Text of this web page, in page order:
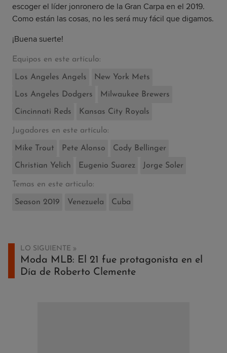
escoger el líder jonronero de la Gran Carpa en el 2019.
Como están las cosas, no les será muy fácil que digamos.
¡Buena suerte!
Equipos en este artículo:
Los Angeles Angels New York Mets
Los Angeles Dodgers Milwaukee Brewers
Cincinnati Reds Kansas City Royals
Jugadores en este artículo:
Mike Trout Pete Alonso Cody Bellinger
Christian Yelich Eugenio Suarez Jorge Soler
Temas en este articulo:
Season 2019 Venezuela Cuba
LO SIGUIENTE
Moda MLB: El 21 fue protagonista en el
Día de Roberto Clemente